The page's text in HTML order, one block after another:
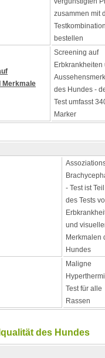
zusammen mit
bestellen
Merkmale
Screening auf
Erbkrankheiten
des Hundes -
Test umfasst
Marker
- Test ist Teil
des Tests
und
Merkmalen
Hundes
Maligne
Test für alle
Rassen
des Hundes